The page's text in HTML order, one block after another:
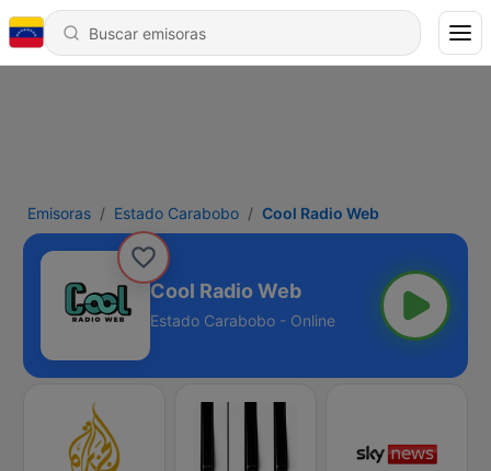
Emisoras Estado Carabobo Cool Radio Web
Cool Radio Web
Estado Carabobo - Online